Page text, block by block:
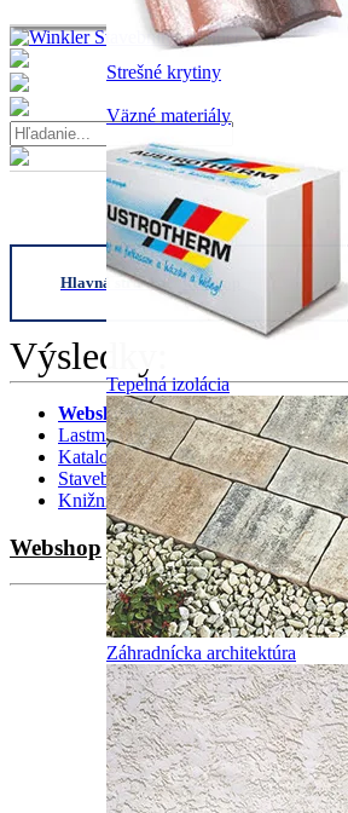
Strešné krytiny
Väzné materiály
Tepelná izolácia
Záhradnícka architektúra
Hlavná stranka /webshop Strešné okno
Výsledky:
Webshop0
Lastminute0
Katalog0
Stavebniny Kalkulator0
Knižnica0
Webshop